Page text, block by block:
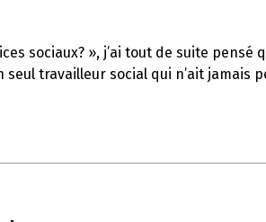
sociaux? », j’ai tout de suite
travailleur social qui n’ait jamais